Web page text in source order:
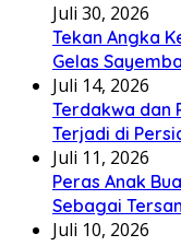
Juli 30, 2026
Tekan Angka
Gelas
Juli 14, 2026
Terdakwa dan
Terjadi di
Juli 11, 2026
Peras Anak
Sebagai
Juli 10, 2026